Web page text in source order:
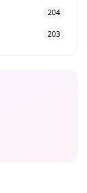
204
203